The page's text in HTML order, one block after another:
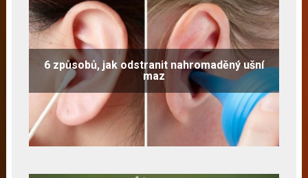
6 způsobů, jak odstranit nahromaděný ušní
maz